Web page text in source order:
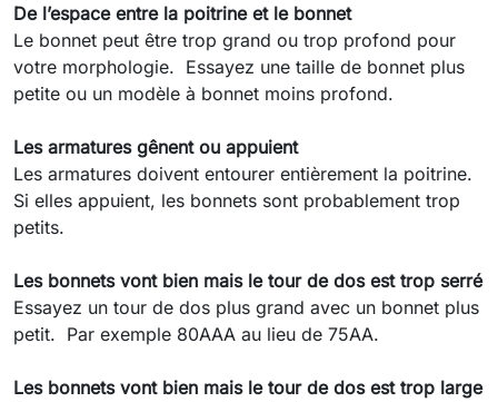
De l’espace entre la poitrine et le bonnet
Le bonnet peut être trop grand ou trop profond pour
votre morphologie. Essayez une taille de bonnet plus
petite ou un modèle à bonnet moins profond.
Les armatures gênent ou appuient
Les armatures doivent entourer entièrement la poitrine.
Si elles appuient, les bonnets sont probablement trop
petits.
Les bonnets vont bien mais le tour de dos est trop serré
Essayez un tour de dos plus grand avec un bonnet plus
petit. Par exemple 80AAA au lieu de 75AA.
Les bonnets vont bien mais le tour de dos est trop large